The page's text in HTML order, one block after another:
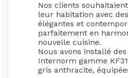
Nos clients
leur habitation avec
élégantes et
parfaitement en
nouvelle cuisine.
Nous avons installé
Internorm gamme
gris anthracite,